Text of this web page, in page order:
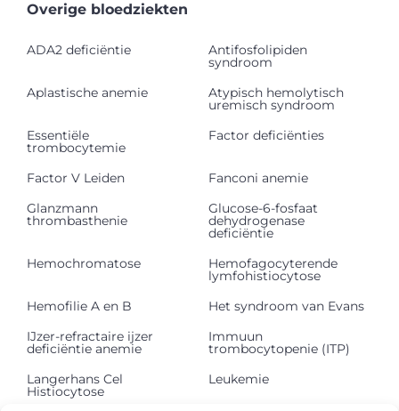
Overige bloedziekten
ADA2 deficiëntie Antifosfolipiden
syndroom
Aplastische anemie
Atypisch hemolytisch
uremisch syndroom
Essentiële
trombocytemie
Factor deficiënties
Factor V Leiden
Fanconi anemie
Glanzmann
thrombasthenie
Glucose-6-fosfaat
dehydrogenase
deficiëntie
Hemochromatose
Hemofagocyterende
lymfohistiocytose
Hemofilie A en B
Het syndroom van Evans
IJzer-refractaire ijzer
deficiëntie anemie
Immuun
trombocytopenie (ITP)
Langerhans Cel
Histiocytose
Leukemie